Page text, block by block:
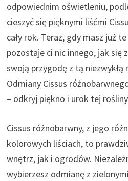
odpowiednim oświetleniu,
cieszyć się pięknymi liśćmi
cały rok. Teraz, gdy masz już
pozostaje ci nic innego, jak się
swoją przygodę z tą niezwykłą
Odmiany Cissus
– odkryj piękno i urok tej
Cissus różnobarwny, z jego
kolorowych liściach, to
wnętrz, jak i ogrodów.
wybierzesz odmianę z